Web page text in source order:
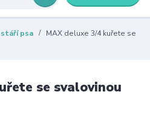
psa
MAX deluxe 3/4 kuřete se
se svalovinou